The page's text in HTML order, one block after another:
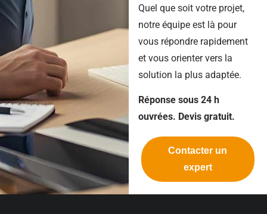
Quel que soit votre projet,
notre équipe est là pour
vous répondre rapidement
et vous orienter vers la
solution la plus adaptée.
Réponse sous 24 h
ouvrées. Devis gratuit.
Contacter un
expert